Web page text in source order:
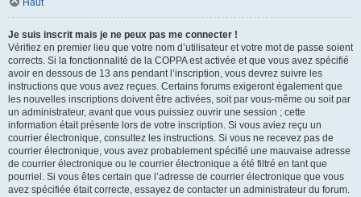
Haut
Je suis inscrit mais je ne peux pas me connecter !
Vérifiez en premier lieu que votre nom d’utilisateur et votre mot de passe soient
corrects. Si la fonctionnalité de la COPPA est activée et que vous avez spécifié
avoir en dessous de 13 ans pendant l’inscription, vous devrez suivre les
instructions que vous avez reçues. Certains forums exigeront également que
les nouvelles inscriptions doivent être activées, soit par vous-même ou soit par
un administrateur, avant que vous puissiez ouvrir une session ; cette
information était présente lors de votre inscription. Si vous aviez reçu un
courrier électronique, consultez les instructions. Si vous ne recevez pas de
courrier électronique, vous avez probablement spécifié une mauvaise adresse
de courrier électronique ou le courrier électronique a été filtré en tant que
pourriel. Si vous êtes certain que l’adresse de courrier électronique que vous
avez spécifiée était correcte, essayez de contacter un administrateur du forum.